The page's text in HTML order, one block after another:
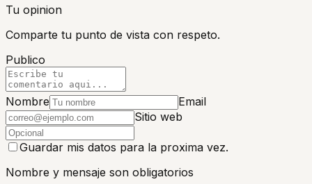
Tu opinion
Comparte tu punto de vista con respeto.
Publico
Nombre
Email
Sitio web
Guardar mis datos para la proxima vez.
Nombre y mensaje son obligatorios